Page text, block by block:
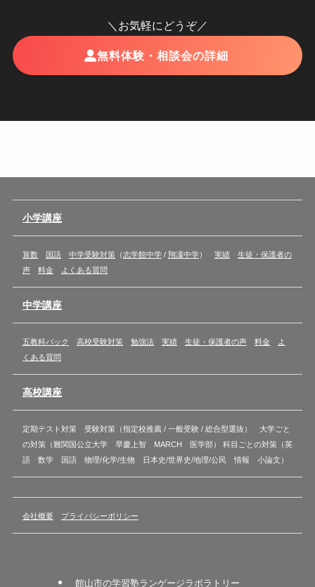
＼お気軽にどうぞ／
無料体験・相談会の詳細
小学講座
算数 国語 中学受験対策（志学館中学/ 翔凜中学） 実績
生徒・保護者の
声
料金 よくある質問
中学講座
五教科パック 高校受験対策 勉強法 実績 生徒・保護者の声 料金
よ
くある質問
高校講座
定期テスト対策 受験対策（指定校推薦 / 一般受験 / 総合型選抜） 大学ごと
の対策（難関国公立大学 早慶上智 MARCH 医学部） 科目ごとの対策（英
語 数学 国語 物理/化学/生物 日本史/世界史/地理/公民 情報 小論文）
会社概要 プライバシーポリシー
館山市の学習塾ランゲージラボラトリー